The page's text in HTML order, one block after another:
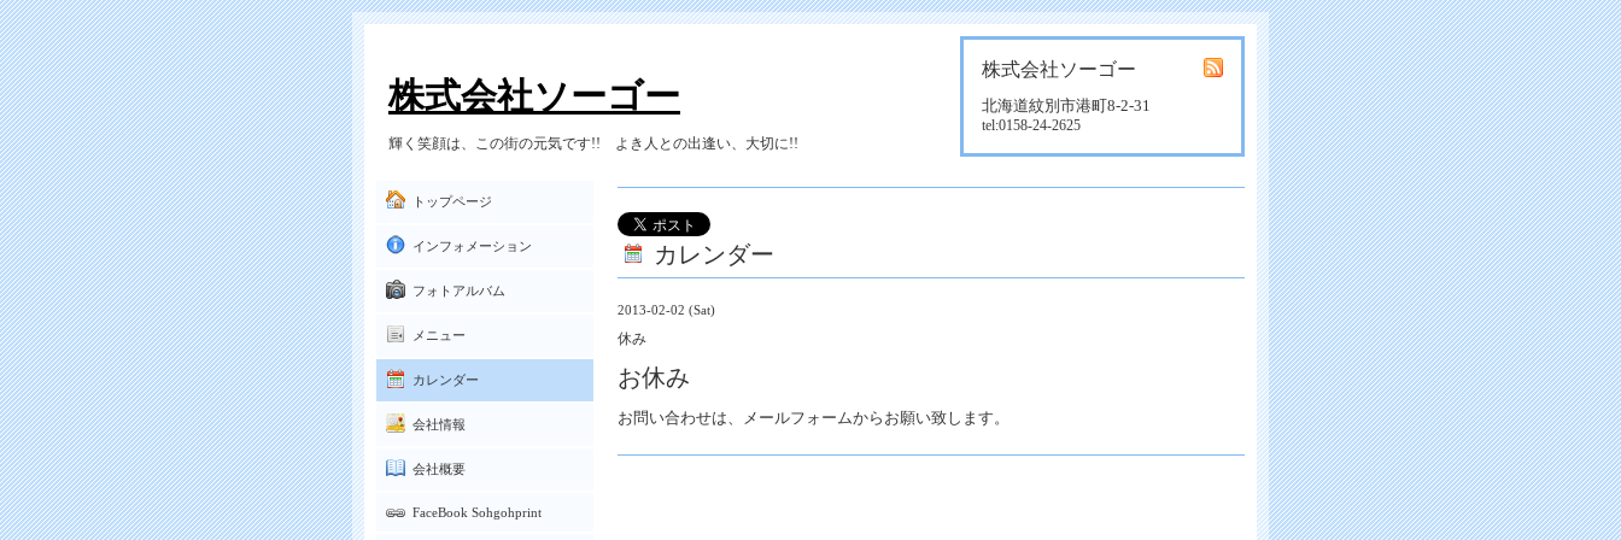
株式会社ソーゴー
北海道紋別市港町8-2-31
tel:0158-24-2625
株式会社ソーゴー
輝く笑顔は、この街の元気です!! よき人との出逢い、大切に!!
カレンダー
2013-02-02 (Sat)
休み
お休み
お問い合わせは、メールフォームからお願い致します。
トップページ
インフォメーション
フォトアルバム
メニュー
カレンダー
会社情報
会社概要
FaceBook Sohgohprint